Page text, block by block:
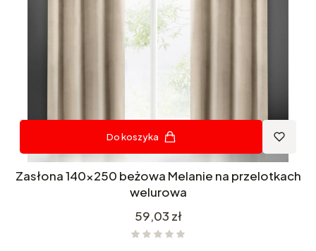
Do koszyka
Zasłona 140x250 beżowa Melanie na przelotkach
welurowa
Cena
59,03 zł